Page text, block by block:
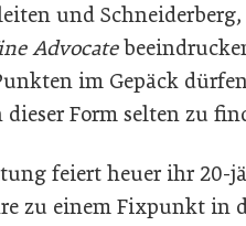
und
Advocate
im Gepäck
Form selten zu
feiert heuer ihr 20-
zu einem Fixpunkt in